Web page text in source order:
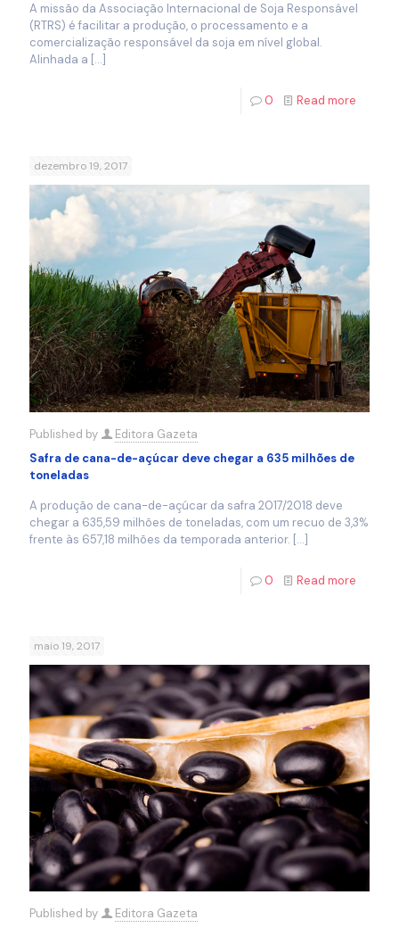
A missão da Associação Internacional de Soja Responsável
(RTRS) é facilitar a produção, o processamento e a
comercialização responsável da soja em nível global.
Alinhada a […]
0 Read more
dezembro 19, 2017
Published by
Editora Gazeta
Safra de cana-de-açúcar deve chegar a 635 milhões de
toneladas
A produção de cana-de-açúcar da safra 2017/2018 deve
chegar a 635,59 milhões de toneladas, com um recuo de 3,3%
frente às 657,18 milhões da temporada anterior. […]
0 Read more
maio 19, 2017
Published by
Editora Gazeta